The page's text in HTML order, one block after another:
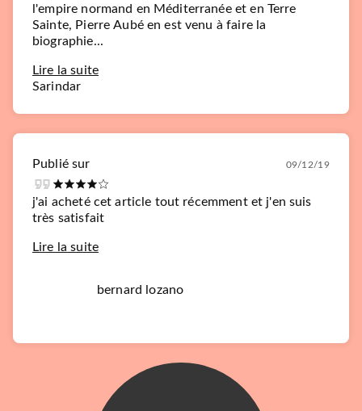
l'empire normand en Méditerranée et en Terre
Sainte, Pierre Aubé en est venu à faire la
biographie...
Lire la suite
Sarindar
Publié sur 09/12/19
j'ai acheté cet article tout récemment et j'en suis
très satisfait
Lire la suite
bernard lozano